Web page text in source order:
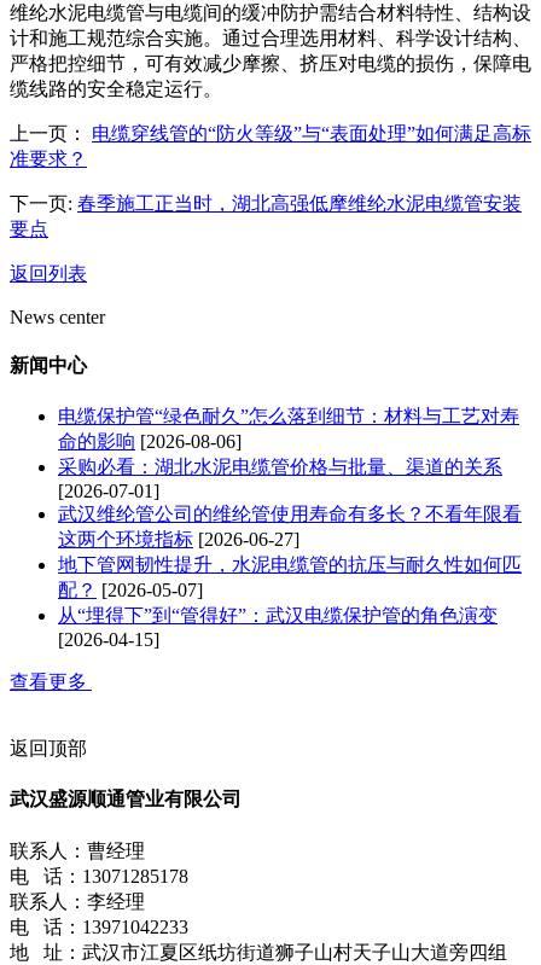
维纶水泥电缆管与电缆间的缓冲防护需结合材料特性、结构设
计和施工规范综合实施。通过合理选用材料、科学设计结构、
严格把控细节，可有效减少摩擦、挤压对电缆的损伤，保障电
缆线路的安全稳定运行。
上一页： 电缆穿线管的“防火等级”与“表面处理”如何满足高标
准要求？
下一页: 春季施工正当时，湖北高强低摩维纶水泥电缆管安装
要点
返回列表
News center
新闻中心
电缆保护管“绿色耐久”怎么落到细节：材料与工艺对寿
命的影响 [2026-08-06]
采购必看：湖北水泥电缆管价格与批量、渠道的关系
[2026-07-01]
武汉维纶管公司的维纶管使用寿命有多长？不看年限看
这两个环境指标 [2026-06-27]
地下管网韧性提升，水泥电缆管的抗压与耐久性如何匹
配？ [2026-05-07]
从“埋得下”到“管得好”：武汉电缆保护管的角色演变
[2026-04-15]
查看更多
返回顶部
武汉盛源顺通管业有限公司
联系人：曹经理
电 话：13071285178
联系人：李经理
电 话：13971042233
地 址：武汉市江夏区纸坊街道狮子山村天子山大道旁四组